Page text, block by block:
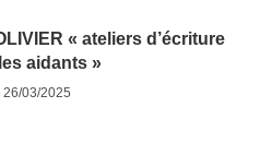
« ateliers d’écriture
aidants »
26/03/2025